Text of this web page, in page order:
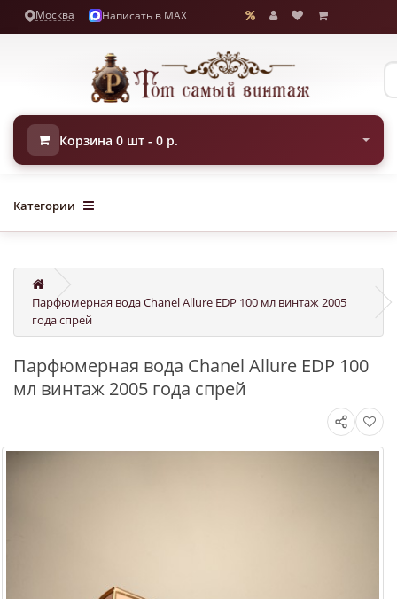
Москва Написать в MAX
Корзина 0 шт - 0 р.
Категории
Парфюмерная вода Chanel Allure EDP 100 мл винтаж 2005
года спрей
Парфюмерная вода Chanel Allure EDP 100
мл винтаж 2005 года спрей